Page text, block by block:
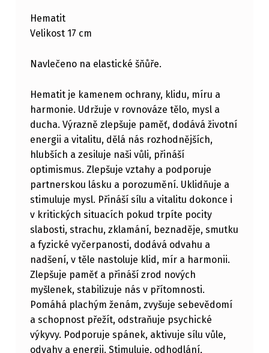
Hematit
Velikost 17 cm
Navlečeno na elastické šňůře.
Hematit je kamenem ochrany, klidu, míru a
harmonie. Udržuje v rovnováze tělo, mysl a
ducha. Výrazně zlepšuje paměť, dodává životní
energii a vitalitu, dělá nás rozhodnějších,
hlubších a zesiluje naši vůli, přináší
optimismus. Zlepšuje vztahy a podporuje
partnerskou lásku a porozumění. Uklidňuje a
stimuluje mysl. Přináší sílu a vitalitu dokonce i
v kritických situacích pokud trpíte pocity
slabosti, strachu, zklamání, beznaděje, smutku
a fyzické vyčerpanosti, dodává odvahu a
nadšení, v těle nastoluje klid, mír a harmonii.
Zlepšuje paměť a přináší zrod nových
myšlenek, stabilizuje nás v přítomnosti.
Pomáhá plachým ženám, zvyšuje sebevědomí
a schopnost přežít, odstraňuje psychické
výkyvy. Podporuje spánek, aktivuje sílu vůle,
odvahy a energii. Stimuluje, odhodlání,